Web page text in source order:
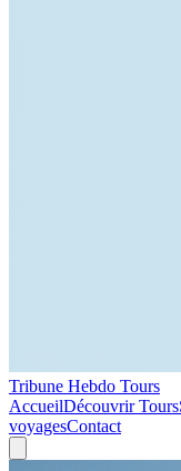
Tribune Hebdo Tours
AccueilDécouvrir Tours
voyagesContact